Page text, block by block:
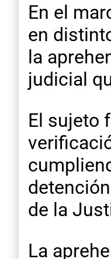
En el
en
la
judicial
El sujeto
de la
La